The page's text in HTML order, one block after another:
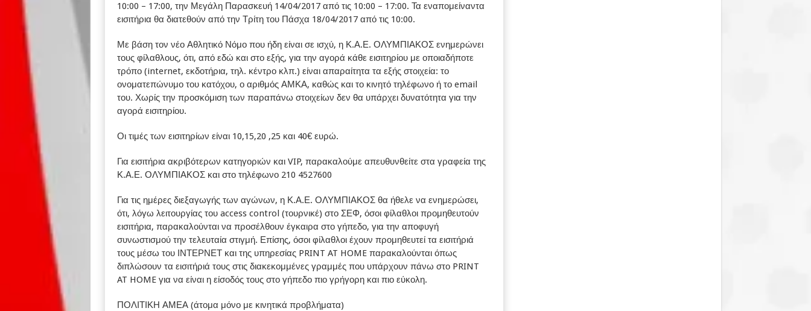
10:00 – 17:00, την Μεγάλη Παρασκευή 14/04/2017 από τις 10:00 – 17:00. Τα εναπομείναντα
εισιτήρια θα διατεθούν από την Τρίτη του Πάσχα 18/04/2017 από τις 10:00.
Με βάση τον νέο Αθλητικό Νόμο που ήδη είναι σε ισχύ, η Κ.Α.Ε. ΟΛΥΜΠΙΑΚΟΣ ενημερώνει
τους φίλαθλους, ότι, από εδώ και στο εξής, για την αγορά κάθε εισιτηρίου με οποιαδήποτε
τρόπο (internet, εκδοτήρια, τηλ. κέντρο κλπ.) είναι απαραίτητα τα εξής στοιχεία: το
ονοματεπώνυμο του κατόχου, ο αριθμός ΑΜΚΑ, καθώς και το κινητό τηλέφωνο ή το email
του. Χωρίς την προσκόμιση των παραπάνω στοιχείων δεν θα υπάρχει δυνατότητα για την
αγορά εισιτηρίου.
Οι τιμές των εισιτηρίων είναι 10,15,20 ,25 και 40€ ευρώ.
Για εισιτήρια ακριβότερων κατηγοριών και VIP, παρακαλούμε απευθυνθείτε στα γραφεία της
Κ.Α.Ε. ΟΛΥΜΠΙΑΚΟΣ και στο τηλέφωνο 210 4527600
Για τις ημέρες διεξαγωγής των αγώνων, η Κ.Α.Ε. ΟΛΥΜΠΙΑΚΟΣ θα ήθελε να ενημερώσει,
ότι, λόγω λειτουργίας του access control (τουρνικέ) στο ΣΕΦ, όσοι φίλαθλοι προμηθευτούν
εισιτήρια, παρακαλούνται να προσέλθουν έγκαιρα στο γήπεδο, για την αποφυγή
συνωστισμού την τελευταία στιγμή. Επίσης, όσοι φίλαθλοι έχουν προμηθευτεί τα εισιτήριά
τους μέσω του ΙΝΤΕΡΝΕΤ και της υπηρεσίας PRINT AT HOME παρακαλούνται όπως
διπλώσουν τα εισιτήριά τους στις διακεκομμένες γραμμές που υπάρχουν πάνω στο PRINT
AT HOME για να είναι η είσοδός τους στο γήπεδο πιο γρήγορη και πιο εύκολη.
ΠΟΛΙΤΙΚΗ ΑΜΕΑ (άτομα μόνο με κινητικά προβλήματα)